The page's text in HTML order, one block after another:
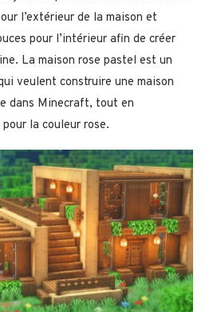
l’extérieur de la maison et
pour l’intérieur afin de créer
La maison rose pastel est un
veulent construire une maison
dans Minecraft, tout en
la couleur rose.